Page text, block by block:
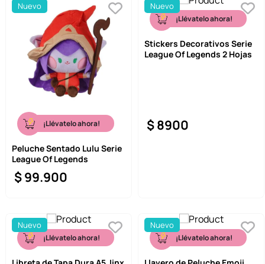
Nuevo
¡Llévatelo ahora!
Peluche Sentado Lulu Serie
League Of Legends
$99.900
Nuevo
¡Llévatelo ahora!
Stickers Decorativos Serie
League Of Legends 2 Hojas
$8900
Nuevo
¡Llévatelo ahora!
Nuevo
¡Llévatelo ahora!